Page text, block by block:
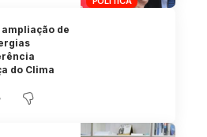
de
do Clima